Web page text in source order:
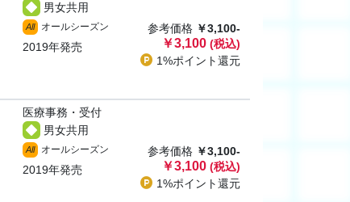
男女共用
All オールシーズン
2019年発売
参考価格 ￥3,100-
￥3,100 (税込)
1%ポイント還元
医療事務・受付
男女共用
All オールシーズン
2019年発売
参考価格 ￥3,100-
￥3,100 (税込)
1%ポイント還元